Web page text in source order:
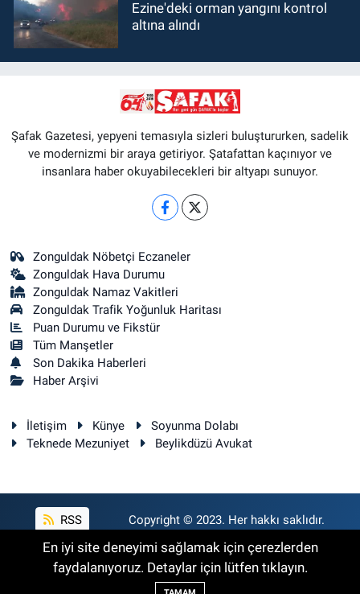
Ezine'deki orman yangını kontrol
altına alındı
Şafak Gazetesi, yepyeni temasıyla sizleri buluştururken, sadelik
ve modernizmi bir araya getiriyor. Şatafattan kaçınıyor ve
insanlara haber okuyabilecekleri bir altyapı sunuyor.
Zonguldak Nöbetçi Eczaneler
Zonguldak Hava Durumu
Zonguldak Namaz Vakitleri
Zonguldak Trafik Yoğunluk Haritası
Puan Durumu ve Fikstür
Tüm Manşetler
Son Dakika Haberleri
Haber Arşivi
İletişim Künye
Soyunma Dolabı
Teknede Mezuniyet
Beylikdüzü Avukat
RSS Copyright © 2023. Her hakkı saklıdır.
Haber Yazılımı:TE Bilişim
En iyi site deneyimi sağlamak için çerezlerden
faydalanıyoruz. Detaylar için lütfen tıklayın.